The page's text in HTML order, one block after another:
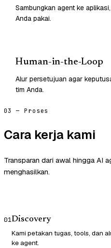
Sambungkan agent ke
Anda pakai.
Human-in-the-Loop
Alur persetujuan agar
tim Anda.
03 — Proses
Cara kerja kami
Transparan dari awal hingga AI
menghasilkan.
01Discovery
Kami petakan tugas, tools, dan
ke agent.